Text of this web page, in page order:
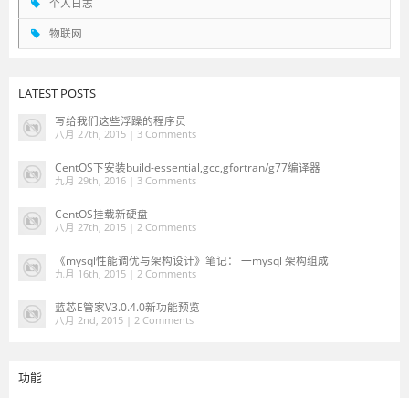
物联网
LATEST POSTS
写给我们这些浮躁的程序员
八月 27th, 2015 | 3 Comments
CentOS下安装build-essential,gcc,gfortran/g77编译器
九月 29th, 2016 | 3 Comments
CentOS挂载新硬盘
八月 27th, 2015 | 2 Comments
《mysql性能调优与架构设计》笔记： 一mysql 架构组成
九月 16th, 2015 | 2 Comments
蓝芯E管家V3.0.4.0新功能预览
八月 2nd, 2015 | 2 Comments
功能